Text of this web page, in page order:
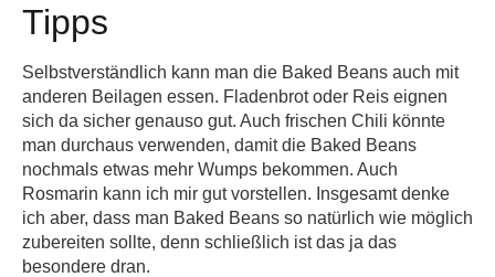
Tipps
Selbstverständlich kann man die Baked Beans auch mit
anderen Beilagen essen. Fladenbrot oder Reis eignen
sich da sicher genauso gut. Auch frischen Chili könnte
man durchaus verwenden, damit die Baked Beans
nochmals etwas mehr Wumps bekommen. Auch
Rosmarin kann ich mir gut vorstellen. Insgesamt denke
ich aber, dass man Baked Beans so natürlich wie möglich
zubereiten sollte, denn schließlich ist das ja das
besondere dran.